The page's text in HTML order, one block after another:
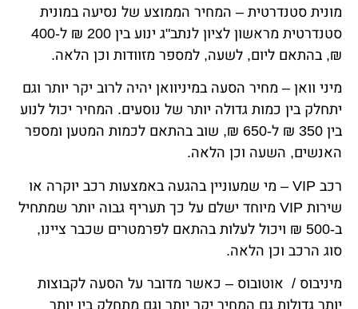
מונית סטנדרטית – המחיר הממוצע של נסיעה במונית
סטנדרטית מראשון לציון לנתב"ג ינוע בין 200 ₪ ל-400
₪, בהתאם ליום, לשעה, למספר מזוודות וכן הלאה.
מיני וואן – מחיר הסעה במיניוואן יהיה לרוב יקר יותר וגם
יתחלק בין כמות גדולה יותר של נוסעים. המחיר יכול לנוע
בין 350 ₪ ל-650 ₪, שוב בהתאם לכמות המטען ומספר
האנשים, השעה וכן הלאה.
רכב VIP – מי שמעוניין בהגעה באמצעות רכב יוקרה או
שירות VIP מיוחד ישלם על כך תעריף גבוה יותר שמתחיל
ב-500 ₪ ויכול לעלות בהתאם לפרמטרים שכבר ציינו,
סוג הרכב וכן הלאה.
מיניבוס / אוטובוס – כאשר מדובר על הסעה לקבוצות
יותר גדולות גם המחיר יקר יותר וגם מתחלק בין יותר